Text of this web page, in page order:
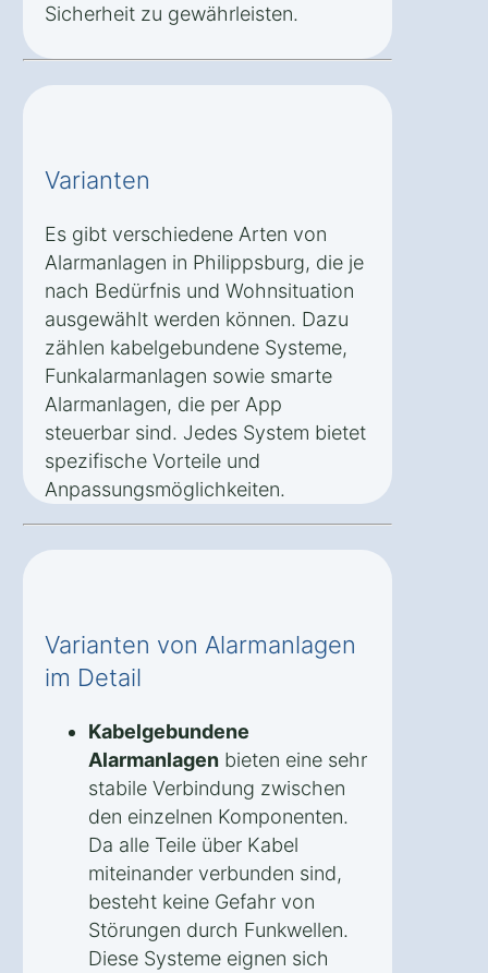
Sicherheit zu gewährleisten.
Varianten
Es gibt verschiedene Arten von
Alarmanlagen in Philippsburg, die je
nach Bedürfnis und Wohnsituation
ausgewählt werden können. Dazu
zählen kabelgebundene Systeme,
Funkalarmanlagen sowie smarte
Alarmanlagen, die per App
steuerbar sind. Jedes System bietet
spezifische Vorteile und
Anpassungsmöglichkeiten.
Varianten von Alarmanlagen
im Detail
Kabelgebundene
Alarmanlagen bieten eine sehr
stabile Verbindung zwischen
den einzelnen Komponenten.
Da alle Teile über Kabel
miteinander verbunden sind,
besteht keine Gefahr von
Störungen durch Funkwellen.
Diese Systeme eignen sich